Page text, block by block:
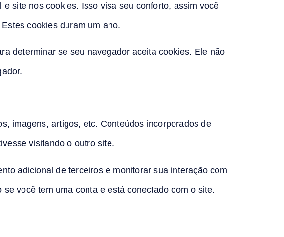
site nos cookies. Isso visa seu conforto, assim você
cookies duram um ano.
determinar se seu navegador aceita cookies. Ele não
imagens, artigos, etc. Conteúdos incorporados de
visitando o outro site.
adicional de terceiros e monitorar sua interação com
você tem uma conta e está conectado com o site.